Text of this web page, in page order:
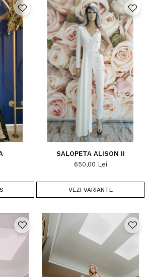
SALOPETA ALISON II
650,00 Lei
VEZI VARIANTE